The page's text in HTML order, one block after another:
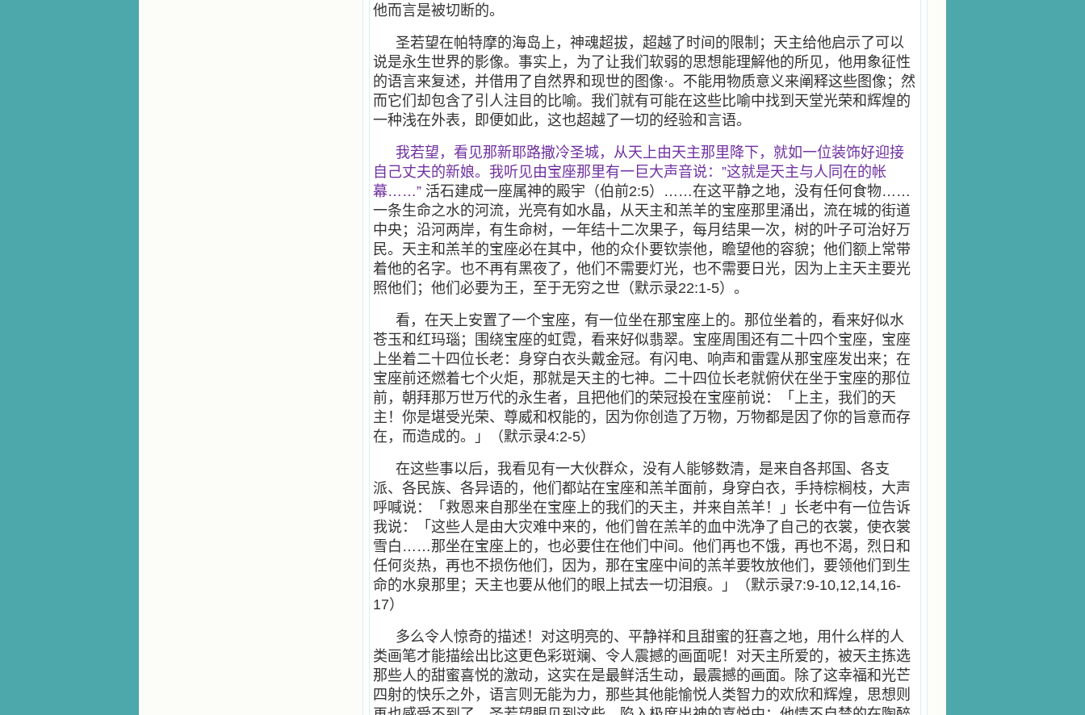
他而言是被切断的。
圣若望在帕特摩的海岛上，神魂超拔，超越了时间的限制；天主给他启示了可以
说是永生世界的影像。事实上，为了让我们软弱的思想能理解他的所见，他用象征性
的语言来复述，并借用了自然界和现世的图像·。不能用物质意义来阐释这些图像；然
而它们却包含了引人注目的比喻。我们就有可能在这些比喻中找到天堂光荣和辉煌的
一种浅在外表，即便如此，这也超越了一切的经验和言语。
我若望，看见那新耶路撒冷圣城，从天上由天主那里降下，就如一位装饰好迎接
自己丈夫的新娘。我听见由宝座那里有一巨大声音说：”这就是天主与人同在的帐
幕……” 活石建成一座属神的殿宇（伯前2:5）……在这平静之地，没有任何食物……
一条生命之水的河流，光亮有如水晶，从天主和羔羊的宝座那里涌出，流在城的街道
中央；沿河两岸，有生命树，一年结十二次果子，每月结果一次，树的叶子可治好万
民。天主和羔羊的宝座必在其中，他的众仆要钦崇他，瞻望他的容貌；他们额上常带
着他的名字。也不再有黑夜了，他们不需要灯光，也不需要日光，因为上主天主要光
照他们；他们必要为王，至于无穷之世（默示录22:1-5）。
看，在天上安置了一个宝座，有一位坐在那宝座上的。那位坐着的，看来好似水
苍玉和红玛瑙；围绕宝座的虹霓，看来好似翡翠。宝座周围还有二十四个宝座，宝座
上坐着二十四位长老：身穿白衣头戴金冠。有闪电、响声和雷霆从那宝座发出来；在
宝座前还燃着七个火炬，那就是天主的七神。二十四位长老就俯伏在坐于宝座的那位
前，朝拜那万世万代的永生者，且把他们的荣冠投在宝座前说：「上主，我们的天
主！你是堪受光荣、尊威和权能的，因为你创造了万物，万物都是因了你的旨意而存
在，而造成的。」（默示录4:2-5）
在这些事以后，我看见有一大伙群众，没有人能够数清，是来自各邦国、各支
派、各民族、各异语的，他们都站在宝座和羔羊面前，身穿白衣，手持棕榈枝，大声
呼喊说：「救恩来自那坐在宝座上的我们的天主，并来自羔羊！」长老中有一位告诉
我说：「这些人是由大灾难中来的，他们曾在羔羊的血中洗净了自己的衣裳，使衣裳
雪白……那坐在宝座上的，也必要住在他们中间。他们再也不饿，再也不渴，烈日和
任何炎热，再也不损伤他们，因为，那在宝座中间的羔羊要牧放他们，要领他们到生
命的水泉那里；天主也要从他们的眼上拭去一切泪痕。」（默示录7:9-10,12,14,16-
17）
多么令人惊奇的描述！对这明亮的、平静祥和且甜蜜的狂喜之地，用什么样的人
类画笔才能描绘出比这更色彩斑斓、令人震撼的画面呢！对天主所爱的，被天主拣选
那些人的甜蜜喜悦的激动，这实在是最鲜活生动，最震撼的画面。除了这幸福和光芒
四射的快乐之外，语言则无能为力，那些其他能愉悦人类智力的欢欣和辉煌，思想则